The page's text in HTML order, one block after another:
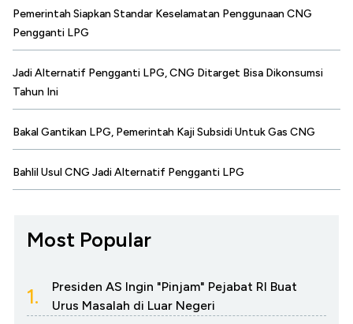
Pemerintah Siapkan Standar Keselamatan Penggunaan CNG
Pengganti LPG
Jadi Alternatif Pengganti LPG, CNG Ditarget Bisa Dikonsumsi
Tahun Ini
Bakal Gantikan LPG, Pemerintah Kaji Subsidi Untuk Gas CNG
Bahlil Usul CNG Jadi Alternatif Pengganti LPG
Most Popular
1.
Presiden AS Ingin "Pinjam" Pejabat RI Buat
Urus Masalah di Luar Negeri